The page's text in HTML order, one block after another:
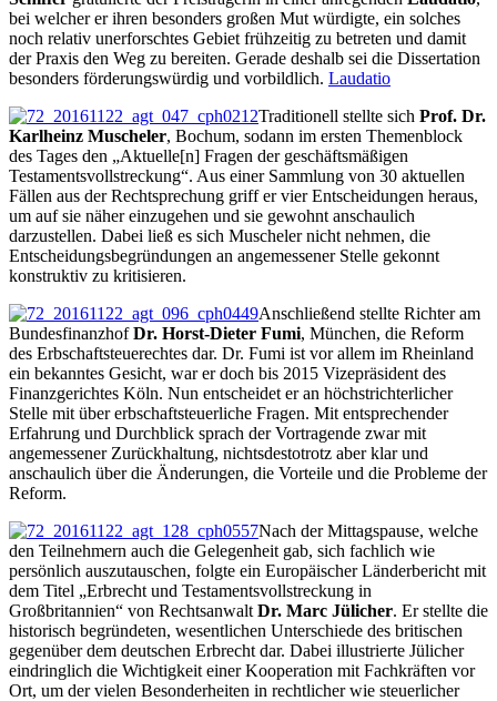
bei welcher er ihren besonders großen Mut würdigte, ein solches
noch relativ unerforschtes Gebiet frühzeitig zu betreten und damit
der Praxis den Weg zu bereiten. Gerade deshalb sei die Dissertation
besonders förderungswürdig und vorbildlich. Laudatio
Traditionell stellte sich Prof. Dr.
Karlheinz Muscheler, Bochum, sodann im ersten Themenblock
des Tages den „Aktuelle[n] Fragen der geschäftsmäßigen
Testamentsvollstreckung“. Aus einer Sammlung von 30 aktuellen
Fällen aus der Rechtsprechung griff er vier Entscheidungen heraus,
um auf sie näher einzugehen und sie gewohnt anschaulich
darzustellen. Dabei ließ es sich Muscheler nicht nehmen, die
Entscheidungsbegründungen an angemessener Stelle gekonnt
konstruktiv zu kritisieren.
Anschließend stellte Richter am
BundesfinanzhofDr. Horst-Dieter Fumi, München, die Reform
des Erbschaftsteuerechtes dar. Dr. Fumi ist vor allem im Rheinland
ein bekanntes Gesicht, war er doch bis 2015 Vizepräsident des
Finanzgerichtes Köln. Nun entscheidet er an höchstrichterlicher
Stelle mit über erbschaftsteuerliche Fragen. Mit entsprechender
Erfahrung und Durchblick sprach der Vortragende zwar mit
angemessener Zurückhaltung, nichtsdestotrotz aber klar und
anschaulich über die Änderungen, die Vorteile und die Probleme der
Reform.
Nach der Mittagspause, welche
den Teilnehmern auch die Gelegenheit gab, sich fachlich wie
persönlich auszutauschen, folgte ein Europäischer Länderbericht mit
dem Titel „Erbrecht und Testamentsvollstreckung in
Großbritannien“ von Rechtsanwalt Dr. Marc Jülicher. Er stellte die
historisch begründeten, wesentlichen Unterschiede des britischen
gegenüber dem deutschen Erbrecht dar. Dabei illustrierte Jülicher
eindringlich die Wichtigkeit einer Kooperation mit Fachkräften vor
Ort, um der vielen Besonderheiten in rechtlicher wie steuerlicher